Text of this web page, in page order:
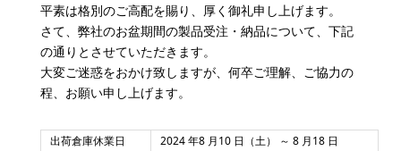
平素は格別のご高配を賜り、厚く御礼申し上げます。
さて、弊社のお盆期間の製品受注・納品について、下記
の通りとさせていただきます。
大変ご迷惑をおかけ致しますが、何卒ご理解、ご協力の
程、お願い申し上げます。
出荷倉庫休業日
2024 年8 月10 日（土） ～ 8 月18 日